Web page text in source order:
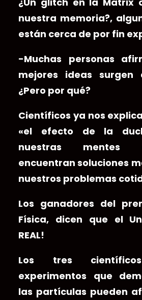
nuestra memoria?,
están cerca de por fin
-Muchas personas
mejores ideas surgen
¿Pero por qué?
Científicos ya nos
«el efecto de la
nuestras mentes
encuentran soluciones
nuestros problemas
Los ganadores del
Física, dicen que el
REAL!
Los tres
experimentos que
las partículas pueden